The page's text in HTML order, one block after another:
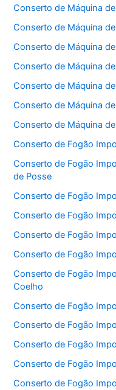
Conserto de Máquina
Conserto de Máquina
Conserto de Máquina
Conserto de Máquina
Conserto de Máquina
Conserto de Máquina
Conserto de Máquina
Conserto de Fogão
Conserto de Fogão
de Posse
Conserto de Fogão
Conserto de Fogão
Conserto de Fogão
Conserto de Fogão
Conserto de Fogão
Coelho
Conserto de Fogão
Conserto de Fogão
Conserto de Fogão
Conserto de Fogão
Conserto de Fogão